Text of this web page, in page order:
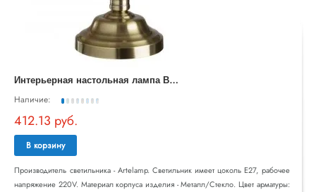
И
нтерьерная настольная лампа Banker A2493LT-1AB
Наличие:
412.13 руб.
В корзину
Производитель светильника - Artelamp. Светильник имеет цоколь E27, рабочее
напряжение 220V. Материал корпуса изделия - Металл/Стекло. Цвет арматуры: